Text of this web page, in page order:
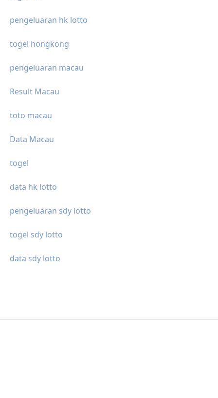
pengeluaran hk lotto
togel hongkong
pengeluaran macau
Result Macau
toto macau
Data Macau
togel
data hk lotto
pengeluaran sdy lotto
togel sdy lotto
data sdy lotto